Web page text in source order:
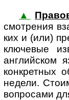
▲
смот­ре­ния
ких и (или)
клю­че­вые
английском
конкретных
недели.
вопросами